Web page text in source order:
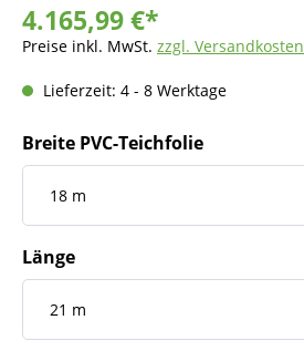
4.165,99 €*
Preise inkl. MwSt. zzgl. Versandkosten
Lieferzeit: 4 - 8 Werktage
Breite PVC-Teichfolie
Länge